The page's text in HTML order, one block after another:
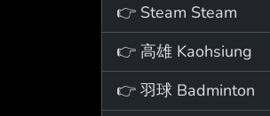
👉 Steam Steam
👉 高雄 Kaohsiung
👉 羽球 Badminton